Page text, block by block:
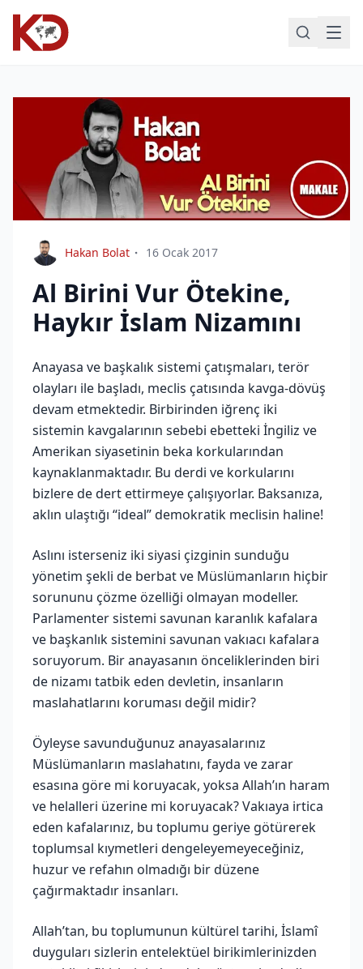
Hakan Bolat 16 Ocak 2017
Al Birini Vur Ötekine,
Haykır İslam Nizamını
Anayasa ve başkalık sistemi çatışmaları, terör
olayları ile başladı, meclis çatısında kavga-dövüş
devam etmektedir. Birbirinden iğrenç iki
sistemin kavgalarının sebebi ebetteki İngiliz ve
Amerikan siyasetinin beka korkularından
kaynaklanmaktadır. Bu derdi ve korkularını
bizlere de dert ettirmeye çalışıyorlar. Baksanıza,
aklın ulaştığı “ideal” demokratik meclisin haline!
Aslını isterseniz iki siyasi çizginin sunduğu
yönetim şekli de berbat ve Müslümanların hiçbir
sorununu çözme özelliği olmayan modeller.
Parlamenter sistemi savunan karanlık kafalara
ve başkanlık sistemini savunan vakıacı kafalara
soruyorum. Bir anayasanın önceliklerinden biri
de nizamı tatbik eden devletin, insanların
maslahatlarını koruması değil midir?
Öyleyse savunduğunuz anayasalarınız
Müslümanların maslahatını, fayda ve zarar
esasına göre mi koruyacak, yoksa Allah’ın haram
ve helalleri üzerine mi koruyacak? Vakıaya irtica
eden kafalarınız, bu toplumu geriye götürerek
toplumsal kıymetleri dengeleyemeyeceğiniz,
huzur ve refahın olmadığı bir düzene
çağırmaktadır insanları.
Allah’tan, bu toplumunun kültürel tarihi, İslamî
duyguları sizlerin entelektüel birikimlerinizden